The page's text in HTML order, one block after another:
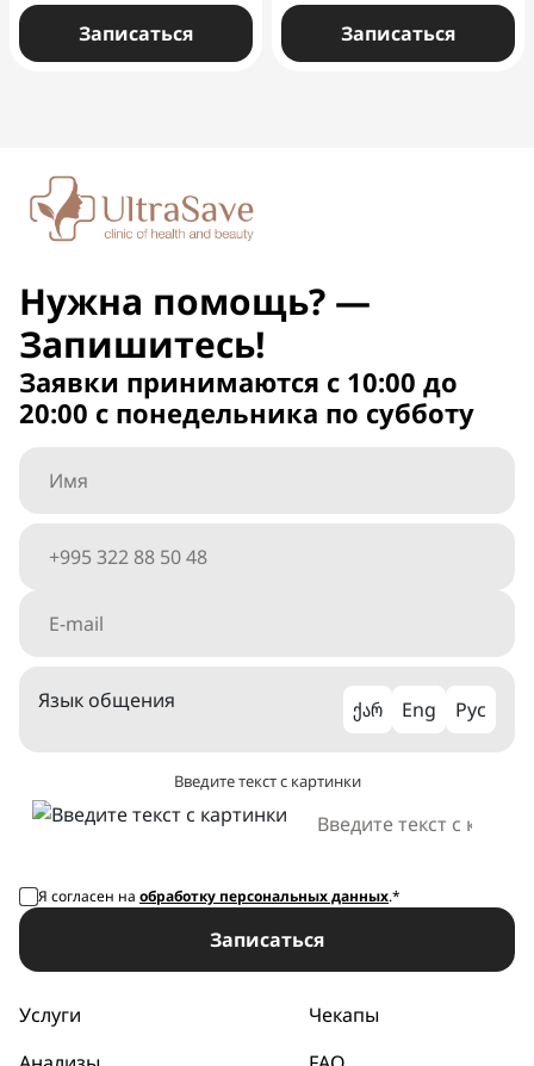
Записаться
Записаться
Нужна помощь? —
Запишитесь!
Заявки принимаются с 10:00 до
20:00 с понедельника по субботу
Язык общения ქარ Eng Рус
Введите текст с картинки
Я согласен на обработку персональных данных.*
Записаться
Услуги
Чекапы